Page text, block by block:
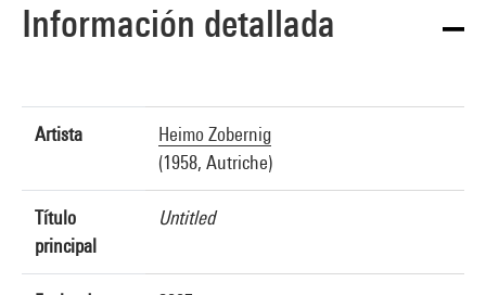
Información detallada
Artista
Heimo Zobernig
(1958, Autriche)
Título
principal
Untitled